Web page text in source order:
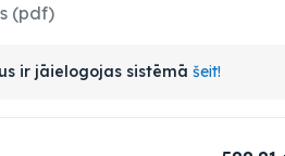
(pdf)
ir jāielogojas sistēmā šeit!